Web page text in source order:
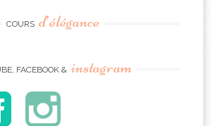
COURS d’élégance
FACEBOOK & instagram